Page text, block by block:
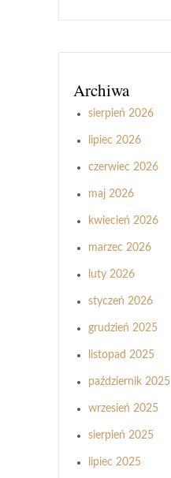
Archiwa
sierpień 2026
lipiec 2026
czerwiec 2026
maj 2026
kwiecień 2026
marzec 2026
luty 2026
styczeń 2026
grudzień 2025
listopad 2025
październik 2025
wrzesień 2025
sierpień 2025
lipiec 2025